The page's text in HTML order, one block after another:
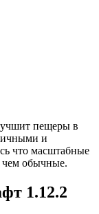
пещеры в
и
что масштабные
чем обычные.
1.12.2